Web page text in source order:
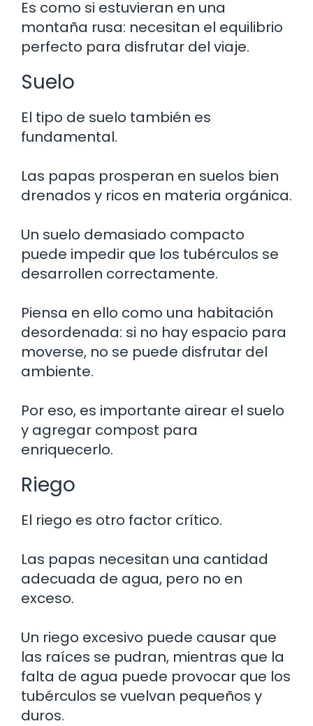
Es como si estuvieran en una
montaña rusa: necesitan el equilibrio
perfecto para disfrutar del viaje.
Suelo
El tipo de suelo también es
fundamental.
Las papas prosperan en suelos bien
drenados y ricos en materia orgánica.
Un suelo demasiado compacto
puede impedir que los tubérculos se
desarrollen correctamente.
Piensa en ello como una habitación
desordenada: si no hay espacio para
moverse, no se puede disfrutar del
ambiente.
Por eso, es importante airear el suelo
y agregar compost para
enriquecerlo.
Riego
El riego es otro factor crítico.
Las papas necesitan una cantidad
adecuada de agua, pero no en
exceso.
Un riego excesivo puede causar que
las raíces se pudran, mientras que la
falta de agua puede provocar que los
tubérculos se vuelvan pequeños y
duros.